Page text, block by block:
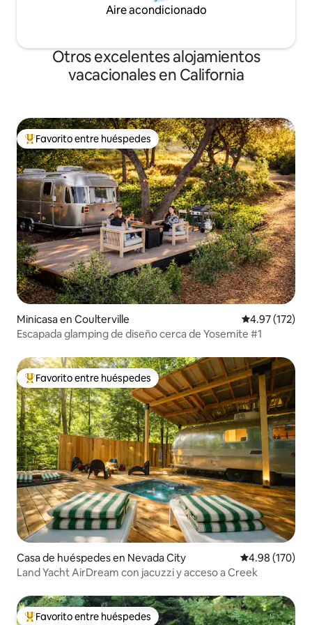
Aire acondicionado
Otros excelentes alojamientos
vacacionales en California
De los mejores en Favorito entre huéspedes
Favorito entre huéspedes
Minicasa en Coulterville Calificación
4.97 (172)
Escapada glamping de diseño cerca de Yosemite #1
De los mejores en Favorito entre huéspedes
Favorito entre huéspedes
Casa de huéspedes en Nevada City Calificación
4.98 (170)
Land Yacht AirDream con jacuzzi y acceso a Creek
Favorito entre huéspedes